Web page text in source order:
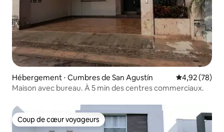
Hébergement ⋅ Cumbres de San Agustín Évaluation
4,92 (78)
Maison avec bureau. À 5 min des centres commerciaux.
Coup de cœur voyageurs
Coup de cœur voyageurs